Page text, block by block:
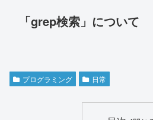
「grep検索」について
プログラミング 日常